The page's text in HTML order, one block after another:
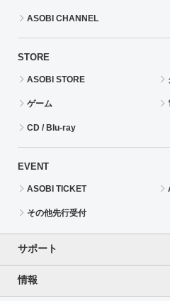
ASOBI CHANNEL
STORE
ASOBI STORE
ゲーム
CD / Blu-ray
EVENT
ASOBI TICKET
その他先行受付
サポート
よくあるご質問（FAQ）
情報